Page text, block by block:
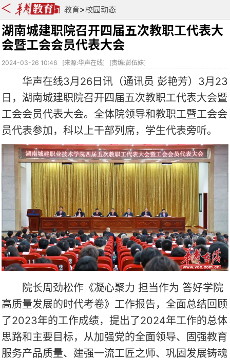
教育>校园动态
湖南城建职院召开四届五次教职工代表大
会暨工会会员代表大会
2024-03-26 10:46 [来源:华声在线] [责编:彭伍妹]
华声在线3月26日讯（通讯员 彭艳芳）3月23
日，湖南城建职院召开四届五次教职工代表大会暨
工会会员代表大会。全体院领导和教职工暨工会会
员代表参加，科以上干部列席，学生代表旁听。
院长周劲松作《凝心聚力 担当作为 答好学院
高质量发展的时代考卷》工作报告，全面总结回顾
了2023年的工作成绩，提出了2024年工作的总体
思路和主要目标，从加强党的全面领导、固强教育
服务产品质量、建强一流工匠之师、巩固发展铸魂